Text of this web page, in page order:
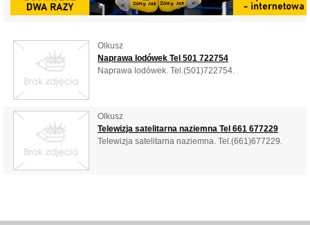
Olkusz
Naprawa lodówek Tel 501 722754
Naprawa lodówek. Tel.(501)722754.
Olkusz
Telewizja satelitarna naziemna Tel 661 677229
Telewizja satelitarna naziemna. Tel.(661)677229.